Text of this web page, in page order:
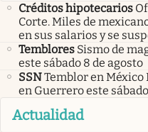
Créditos hipotecarios
Corte. Miles de
en sus salarios y se
Temblores Sismo de
este sábado 8 de agosto
SSNTemblor en México
en Guerrero este
Actualidad